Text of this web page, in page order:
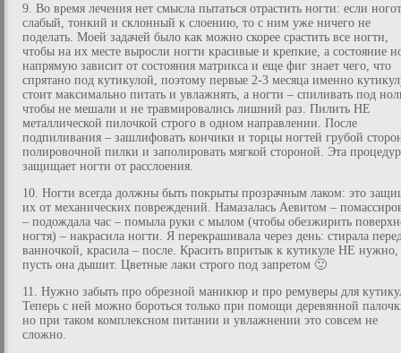
9. Во время лечения нет смысла пытаться отрастить ногти: если
слабый, тонкий и склонный к слоению, то с ним уже ничего не
поделать. Моей задачей было как можно скорее срастить все ногти,
чтобы на их месте выросли ногти красивые и крепкие, а состояние
напрямую зависит от состояния матрикса и еще фиг знает чего, что
спрятано под кутикулой, поэтому первые 2-3 месяца именно
стоит максимально питать и увлажнять, а ногти – спиливать под
чтобы не мешали и не травмировались лишний раз. Пилить НЕ
металлической пилочкой строго в одном направлении. После
подпиливания – зашлифовать кончики и торцы ногтей грубой
полировочной пилки и заполировать мягкой стороной. Эта
защищает ногти от расслоения.
10. Ногти всегда должны быть покрыты прозрачным лаком: это
их от механических повреждений. Намазалась Аевитом –
– подождала час – помыла руки с мылом (чтобы обезжирить
ногтя) – накрасила ногти. Я перекрашивала через день: стирала
ванночкой, красила – после. Красить впритык к кутикуле НЕ нужно,
пусть она дышит. Цветные лаки строго под запретом 🙂
11. Нужно забыть про обрезной маникюр и про ремуверы для
Теперь с ней можно бороться только при помощи деревянной
но при таком комплексном питании и увлажнении это совсем не
сложно.